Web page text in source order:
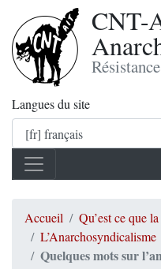
CNT-
Langues du site
Accueil
Qu’est ce que
L’Anarchosyndicalisme
Quelques mots sur